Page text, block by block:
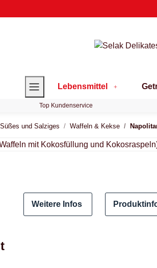
Lebensmittel
Top Kundenservice
Süßes und Salziges Waffeln & Kekse
Weitere Infos